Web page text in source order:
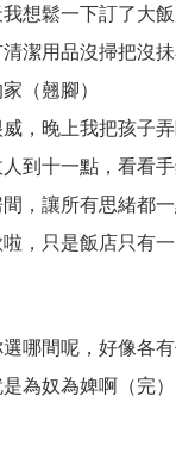
想鬆一下訂了大
潔用品沒掃把沒
（翹腳）
，晚上我把孩子
到十一點，看看
，讓所有思緒都
，只是飯店只有
哪間呢，好像各
為奴為婢啊（完）